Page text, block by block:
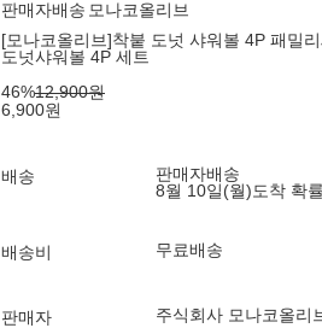
판매자배송 모나코올리브
[모나코올리브]착붙 도넛 샤워볼 4P 패밀
도넛샤워볼 4P 세트
46%12,900원
6,900원
배송
판매자배송
8월 10일(월)도착 확률
배송비 무료배송
판매자 주식회사 모나코올리